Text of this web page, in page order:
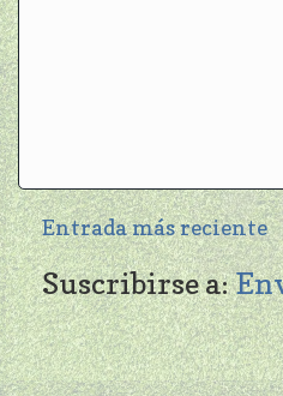
Entrada más reciente
Suscribirse a: